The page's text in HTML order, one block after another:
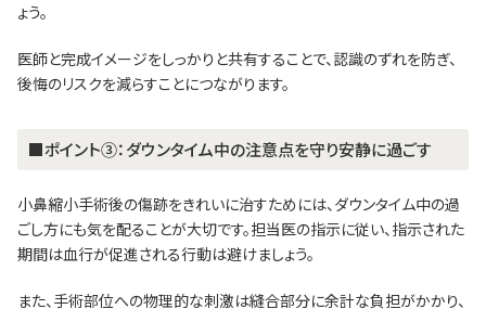
ょう。
医師と完成イメージをしっかりと共有することで、認識のずれを防ぎ、
後悔のリスクを減らすことにつながります。
■ポイント③：ダウンタイム中の注意点を守り安静に過ごす
小鼻縮小手術後の傷跡をきれいに治すためには、ダウンタイム中の過
ごし方にも気を配ることが大切です。担当医の指示に従い、指示された
期間は血行が促進される行動は避けましょう。
また、手術部位への物理的な刺激は縫合部分に余計な負担がかかり、